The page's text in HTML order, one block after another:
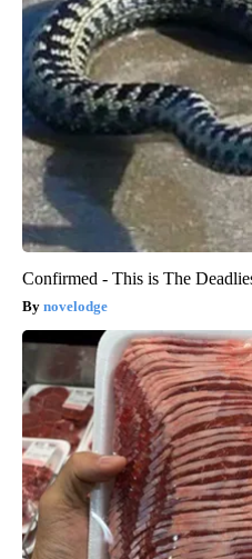
Confirmed - This is The
novelodge